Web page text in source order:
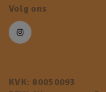
Volg ons
KVK: 80050093